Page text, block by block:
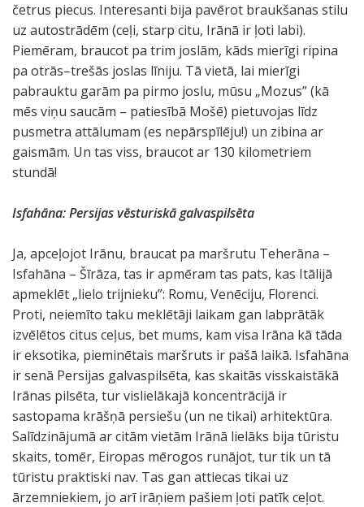
četrus piecus. Interesanti bija pavērot braukšanas stilu
uz autostrādēm (ceļi, starp citu, Irānā ir ļoti labi).
Piemēram, braucot pa trim joslām, kāds mierīgi ripina
pa otrās–trešās joslas līniju. Tā vietā, lai mierīgi
pabrauktu garām pa pirmo joslu, mūsu „Mozus” (kā
mēs viņu saucām – patiesībā Mošē) pietuvojas līdz
pusmetra attālumam (es nepārspīlēju!) un zibina ar
gaismām. Un tas viss, braucot ar 130 kilometriem
stundā!
Isfahāna: Persijas vēsturiskā galvaspilsēta
Ja, apceļojot Irānu, braucat pa maršrutu Teherāna –
Isfahāna – Šīrāza, tas ir apmēram tas pats, kas Itālijā
apmeklēt „lielo trijnieku”: Romu, Venēciju, Florenci.
Proti, neiemīto taku meklētāji laikam gan labprātāk
izvēlētos citus ceļus, bet mums, kam visa Irāna kā tāda
ir eksotika, pieminētais maršruts ir pašā laikā. Isfahāna
ir senā Persijas galvaspilsēta, kas skaitās visskaistākā
Irānas pilsēta, tur vislielākajā koncentrācijā ir
sastopama krāšņā persiešu (un ne tikai) arhitektūra.
Salīdzinājumā ar citām vietām Irānā lielāks bija tūristu
skaits, tomēr, Eiropas mērogos runājot, tur tik un tā
tūristu praktiski nav. Tas gan attiecas tikai uz
ārzemniekiem, jo arī irāņiem pašiem ļoti patīk ceļot.